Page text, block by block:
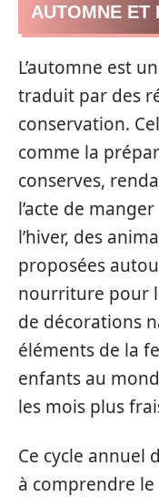
AUTOMNE ET
L’automne est
traduit par des
conservation.
comme la
conserves,
l’acte de
l’hiver, des
proposées
nourriture pour
de décorations
éléments de la
enfants au
les mois plus
Ce cycle annuel
à comprendre